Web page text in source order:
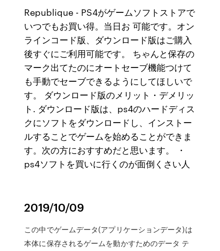
Republique - PS4がゲームソフトストアで
いつでもお買い得。当日お 可能です。オン
ラインコード版、ダウンロード版はご購入
後すぐにご利用可能です。 ちゃんと保存の
マーク出てたのにオートセーブ機能つけて
も手動でセーブできるようにしてほしいで
す。 ダウンロード版のメリット・デメリッ
ト. ダウンロード版は、ps4のハードディス
クにソフトをダウンロードし、インストー
ルすることでゲームを始めることができま
す。次の方におすすめだと思います。 ・
ps4ソフトを買いに行くのが面倒くさい人
2019/10/09
この中でゲームデータ(アプリケーションデータ)は
本体に保存されるゲームを動かすためのデータ テ